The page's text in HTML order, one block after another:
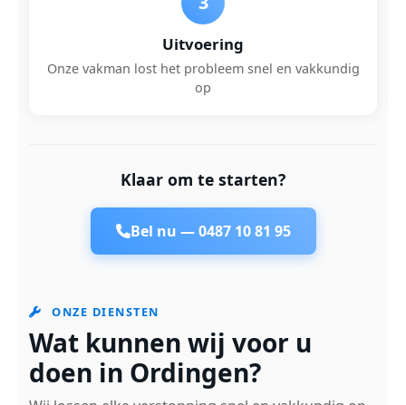
Uitvoering
Onze vakman lost het probleem snel en vakkundig
op
Klaar om te starten?
Bel nu —0487 10 81 95
ONZE DIENSTEN
Wat kunnen wij voor u
doen in Ordingen?